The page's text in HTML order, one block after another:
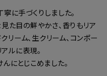
に手づくりしました。
た目の鮮やかさ、香りもリア
リーム、生クリーム、コンポー
ルに表現。
にとじこめました。